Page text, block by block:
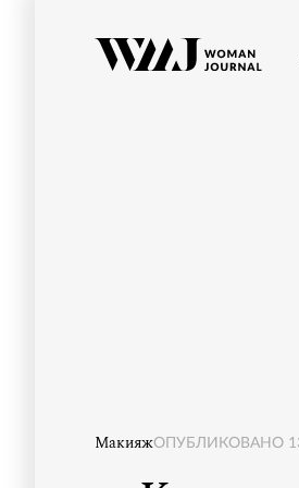
МакияжОПУБЛИКОВАНО